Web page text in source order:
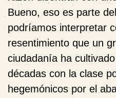
Bueno, eso es parte
podríamos interpretar
resentimiento que un
ciudadanía ha
décadas con la clase
hegemónicos por el